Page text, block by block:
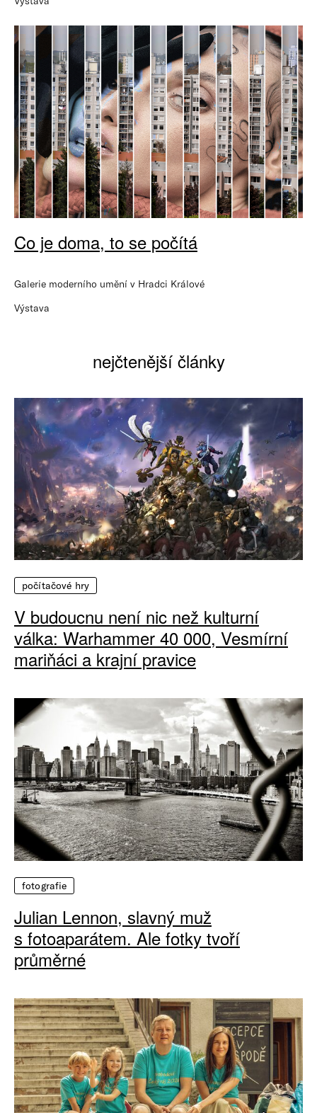
Co je doma, to se počítá
Galerie moderního umění v Hradci Králové
Výstava
nejčtenější články
počítačové hry
V budoucnu není nic než kulturní
válka: Warhammer 40 000, Vesmírní
mariňáci a krajní pravice
fotografie
Julian Lennon, slavný muž
s fotoaparátem. Ale fotky tvoří
průměrné